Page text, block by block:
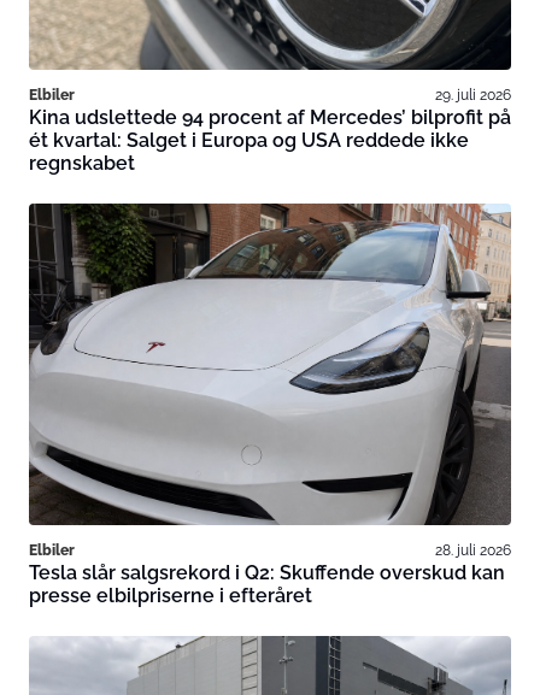
Elbiler 29. juli 2026
Kina udslettede 94 procent af Mercedes’ bilprofit på
ét kvartal: Salget i Europa og USA reddede ikke
regnskabet
Elbiler 28. juli 2026
Tesla slår salgsrekord i Q2: Skuffende overskud kan
presse elbilpriserne i efteråret